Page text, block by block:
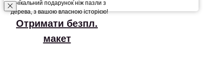
унікальний подарунок ніж пазли з
дерева, з вашою власною історією!
Отримати безпл.
макет